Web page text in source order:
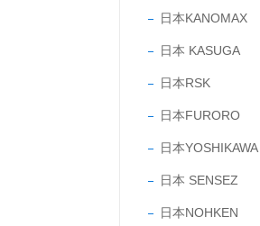
日本KANOMAX
日本 KASUGA
日本RSK
日本FURORO
日本YOSHIKAWA
日本 SENSEZ
日本NOHKEN